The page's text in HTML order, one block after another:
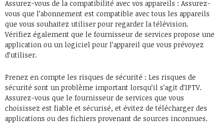
Assurez-vous de la compatibilité avec vos appareils : Assurez-
vous que l’abonnement est compatible avec tous les appareils
que vous souhaitez utiliser pour regarder la télévision.
Vérifiez également que le fournisseur de services propose une
application ou un logiciel pour l’appareil que vous prévoyez
d’utiliser.
Prenez en compte les risques de sécurité : Les risques de
sécurité sont un problème important lorsqu’il s’agit d’IPTV.
Assurez-vous que le fournisseur de services que vous
choisissez est fiable et sécurisé, et évitez de télécharger des
applications ou des fichiers provenant de sources inconnues.